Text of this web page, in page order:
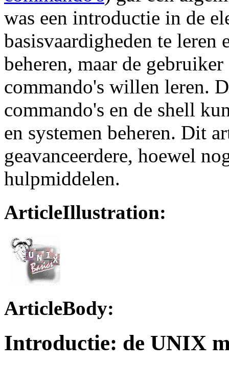
was een introductie in de
basisvaardigheden te leren
beheren, maar de
commando's willen leren.
commando's en de shell
en systemen beheren. Dit
geavanceerdere, hoewel
hulpmiddelen.
ArticleIllustration:
ArticleBody:
Introductie: de UNIX